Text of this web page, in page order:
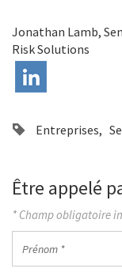
Jonathan Lamb,
Risk Solutions
Entreprises
Être appelé
* Champ obligatoire